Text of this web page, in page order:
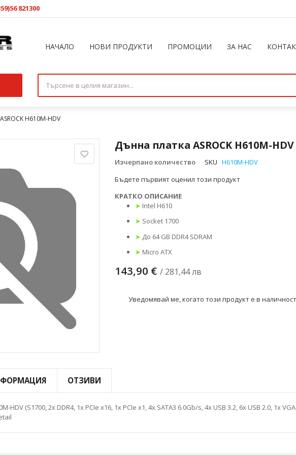
821300
НАЧАЛО НОВИ ПРОДУКТИ ПРОМОЦИИ ЗА НАС
H610M-HDV
Дънна платка ASROCK H610M-HDV
Изчерпано количество SKU H610M-HDV
Бъдете първият оценил този продукт
КРАТКО ОПИСАНИЕ
➤ Intel H610
➤ Socket 1700
➤ До 64 GB DDR4 SDRAM
➤ Micro ATX
143,90 € / 281,44 лв
Уведомявай ме, когато този продукт е в наличност
ОТЗИВИ
HDV (S1700, 2x DDR4, 1x PCIe x16, 1x PCIe x1, 4x SATA3 6.0Gb/s, 4x USB 3.2, 6x USB 2.0, 1x